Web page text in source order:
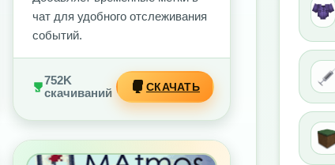
чат для удобного отслеживания
событий.
752K
скачиваний
СКАЧАТЬ